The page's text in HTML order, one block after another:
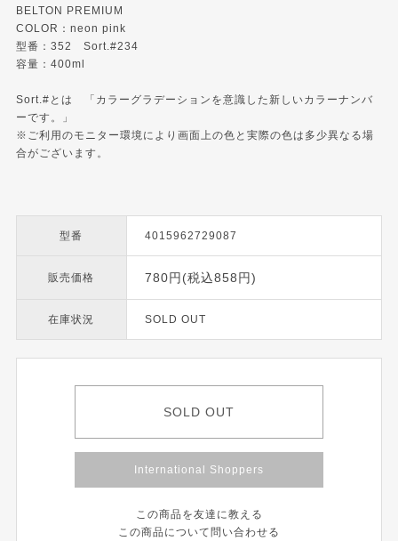
BELTON PREMIUM
COLOR：neon pink
型番：352 Sort.#234
容量：400ml
Sort.#とは 「カラーグラデーションを意識した新しいカラーナンバ
ーです。」
※ご利用のモニター環境により画面上の色と実際の色は多少異なる場
合がございます。
型番 4015962729087
販売価格 780円(税込858円)
在庫状況 SOLD OUT
SOLD OUT
International Shoppers
この商品を友達に教える
この商品について問い合わせる